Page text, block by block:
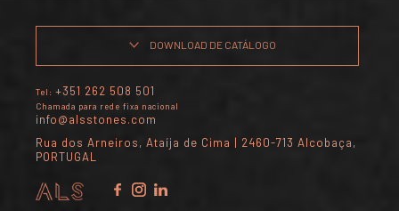
DOWNLOAD DE CATÁLOGO
Tel: +351 262 508 501
Chamada para rede fixa nacional
info@alsstones.com
Rua dos Arneiros, Ataíja de Cima | 2460-713 Alcobaça,
PORTUGAL